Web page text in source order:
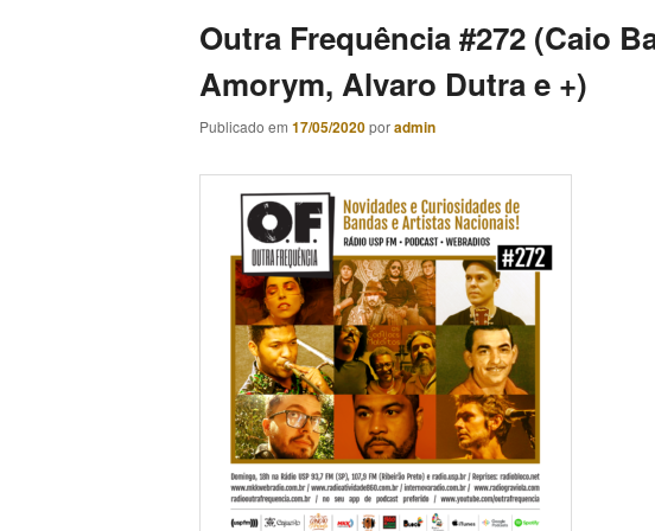
Outra Frequência #272 (Caio
Amorym, Alvaro Dutra e +)
Publicado em 17/05/2020poradmin